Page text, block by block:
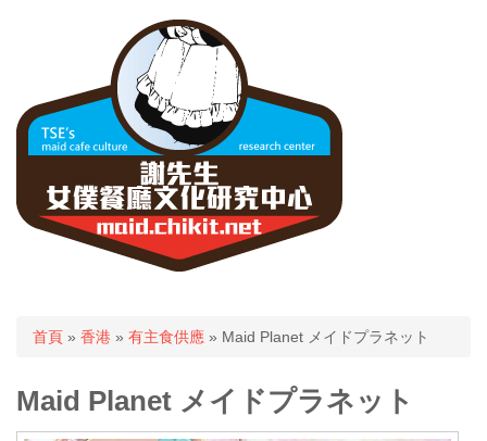
您在這裡
首頁 » 香港 » 有主食供應 » Maid Planet メイドプラネット
Maid Planet メイドプラネット